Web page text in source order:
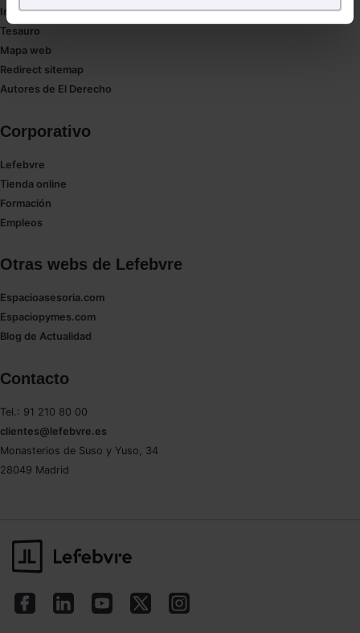
en la web sea óptima
También puedes
las que sean indispensables para la navegación.
Innovación
Tesauro
Mapa web
Redirect sitemap
Autores de El Derecho
Corporativo
Lefebvre
Tienda online
Formación
Empleos
Otras webs de Lefebvre
Espacioasesoria.com
Espaciopymes.com
Blog de Actualidad
Contacto
Tel.: 91 210 80 00
clientes@lefebvre.es
Monasterios de Suso y Yuso, 34
28049 Madrid